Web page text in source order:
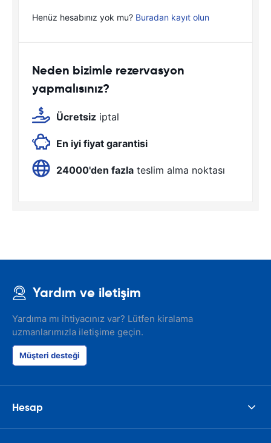
Henüz hesabınız yok mu? Buradan kayıt olun
Neden bizimle rezervasyon
yapmalısınız?
Ücretsiz iptal
En iyi fiyat garantisi
24000'den fazla teslim alma noktası
Yardım ve iletişim
Yardıma mı ihtiyacınız var? Lütfen kiralama
uzmanlarımızla iletişime geçin.
Müşteri desteği
Hesap